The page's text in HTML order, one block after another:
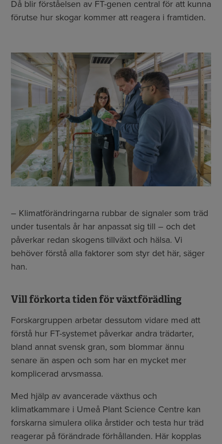
Då blir förståelsen av FT-genen central för att kunna
förutse hur skogar kommer att reagera i framtiden.
– Klimatförändringarna rubbar de signaler som träd
under tusentals år har anpassat sig till – och det
påverkar redan skogens tillväxt och hälsa. Vi
behöver förstå alla faktorer som styr det här, säger
han.
Vill förkorta tiden för växtförädling
Forskargruppen arbetar dessutom vidare med att
förstå hur FT-systemet påverkar andra trädarter,
bland annat svensk gran, som blommar ännu
senare än aspen och som har en mycket mer
komplicerad arvsmassa.
Med hjälp av avancerade växthus och
klimatkammare i Umeå Plant Science Centre kan
forskarna simulera olika årstider och testa hur träd
reagerar på förändrade förhållanden. Här kopplas